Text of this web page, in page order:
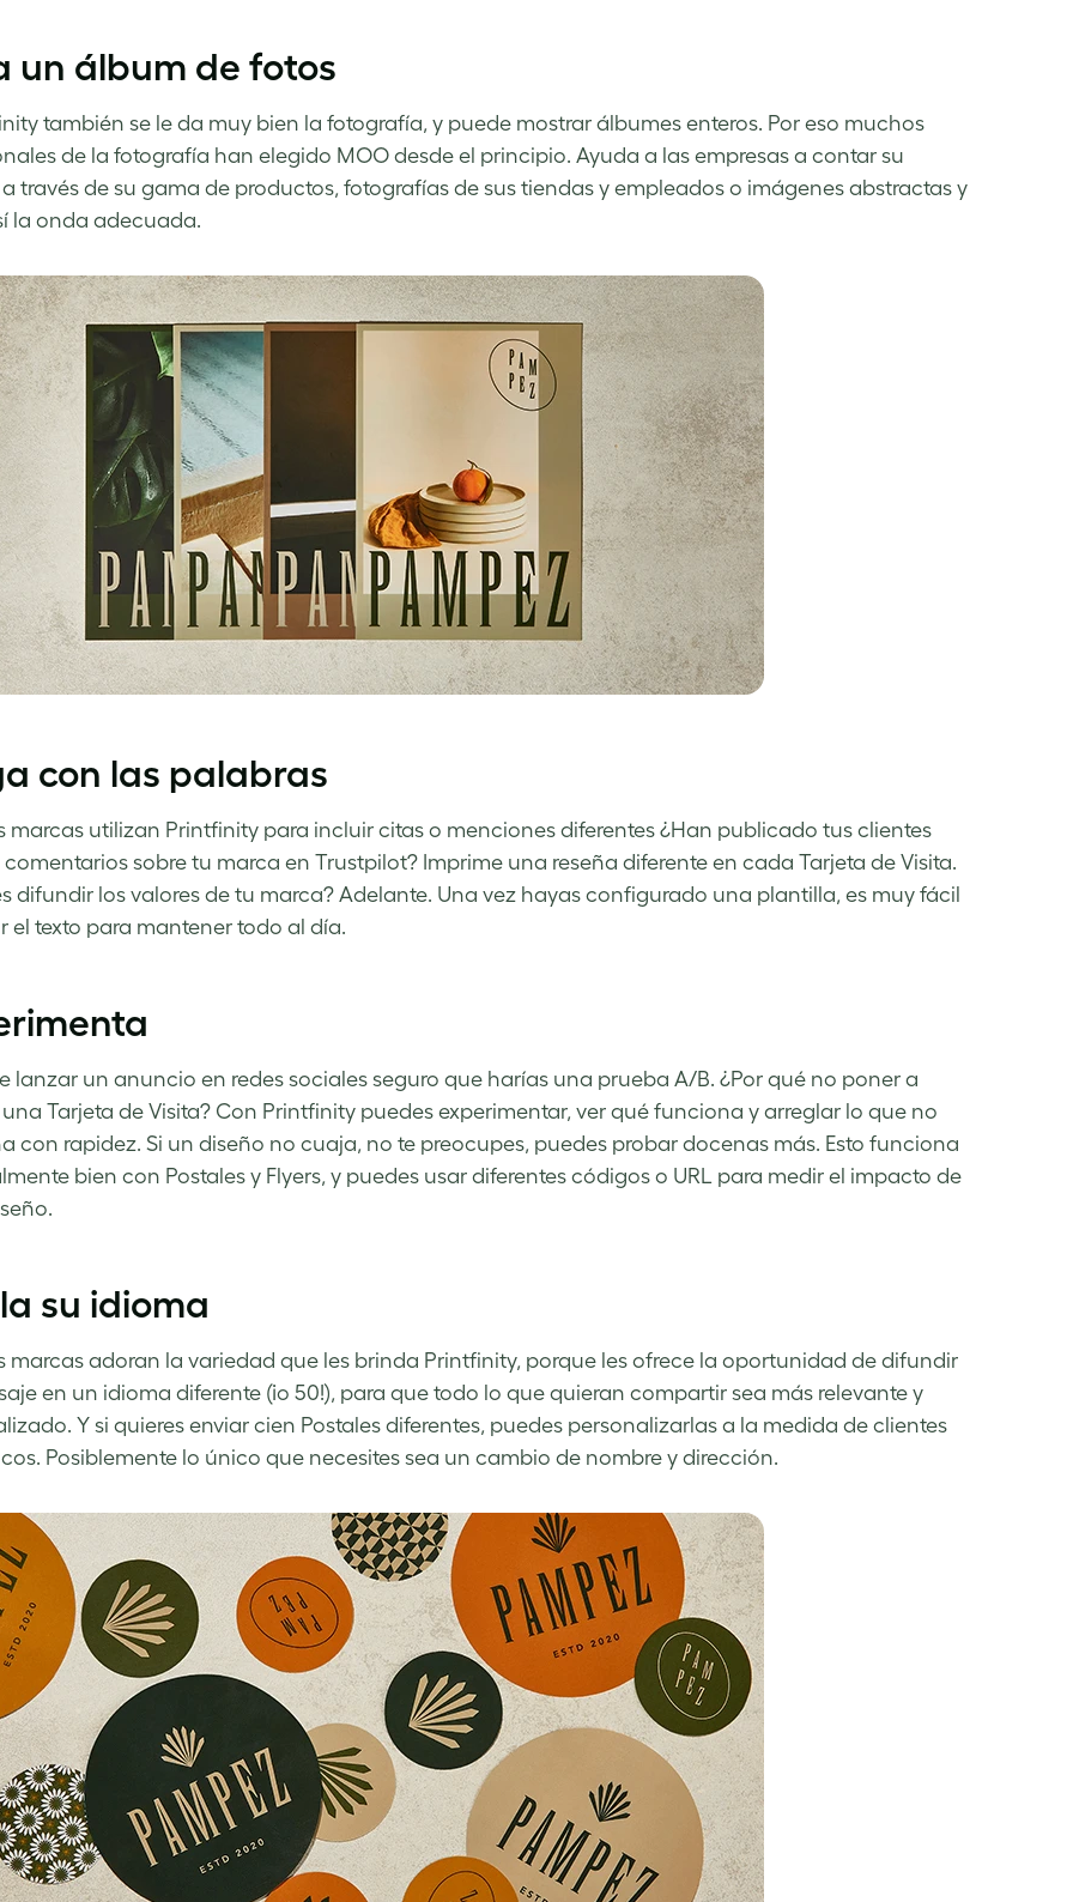
un álbum de fotos
también se le da muy bien la fotografía, y puede mostrar álbumes enteros. Por eso muchos
de la fotografía han elegido MOO desde el principio. Ayuda a las empresas a contar su
través de su gama de productos, fotografías de sus tiendas y empleados o imágenes abstractas y
la onda adecuada.
con las palabras
marcas utilizan Printfinity para incluir citas o menciones diferentes ¿Han publicado tus clientes
sobre tu marca en Trustpilot? Imprime una reseña diferente en cada Tarjeta de Visita.
difundir los valores de tu marca? Adelante. Una vez hayas configurado una plantilla, es muy fácil
el texto para mantener todo al día.
lanzar un anuncio en redes sociales seguro que harías una prueba A/B. ¿Por qué no poner a
Tarjeta de Visita? Con Printfinity puedes experimentar, ver qué funciona y arreglar lo que no
con rapidez. Si un diseño no cuaja, no te preocupes, puedes probar docenas más. Esto funciona
bien con Postales y Flyers, y puedes usar diferentes códigos o URL para medir el impacto de
su idioma
marcas adoran la variedad que les brinda Printfinity, porque les ofrece la oportunidad de difundir
en un idioma diferente (¡o 50!), para que todo lo que quieran compartir sea más relevante y
Y si quieres enviar cien Postales diferentes, puedes personalizarlas a la medida de clientes
Posiblemente lo único que necesites sea un cambio de nombre y dirección.